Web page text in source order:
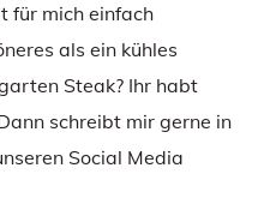
für mich einfach
als ein kühles
Steak? Ihr habt
schreibt mir gerne in
Social Media